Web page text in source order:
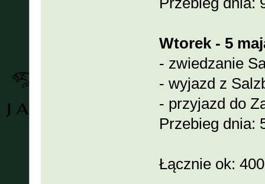
Wtorek - 5
- zwiedzanie
- wyjazd z
- przyjazd do
Przebieg dnia:
Łącznie ok: